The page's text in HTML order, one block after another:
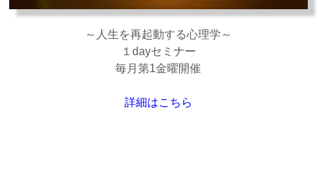
～人生を再起動する心理学～
１dayセミナー
毎月第1金曜開催
詳細はこちら